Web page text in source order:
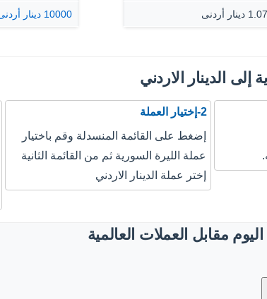
1.07 دينار أردنى 10000 دينار أردنى
إلى الدينار الاردني
2-إختيار العملة
إضغط على القائمة المنسدلة وقم باختيار
عملة الليرة السورية ثم من القائمة الثانية
إختر عملة الدينار الاردني
مقابل العملات العالمية